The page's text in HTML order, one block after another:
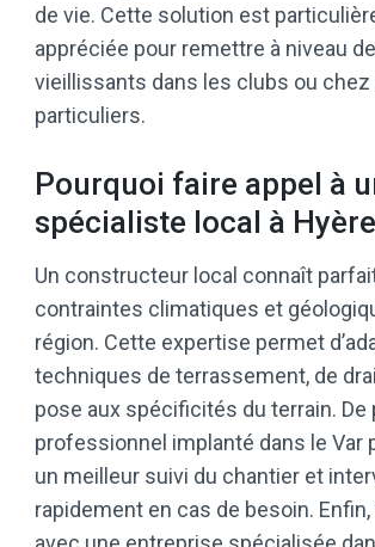
de vie. Cette solution est
appréciée pour remettre à niveau
vieillissants dans les clubs ou chez
particuliers.
Pourquoi faire appel à
spécialiste local à
Un constructeur local connaît
contraintes climatiques et
région. Cette expertise permet
techniques de terrassement, de
pose aux spécificités du terrain. De
professionnel implanté dans le Var
un meilleur suivi du chantier et
rapidement en cas de besoin.